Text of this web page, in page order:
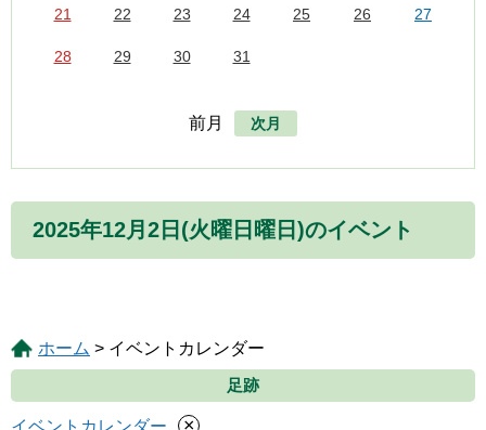
21 22 23 24 25 26 27
28 29 30 31
前月 次月
2025年12月2日(火曜日曜日)のイベント
ホーム > イベントカレンダー
足跡